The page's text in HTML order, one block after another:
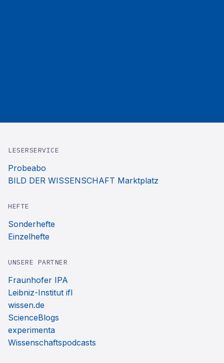
LESERSERVICE
Probeabo
BILD DER WISSENSCHAFT Marktplatz
HEFTE
Sonderhefte
Einzelhefte
UNSERE PARTNER
Fraunhofer IPA
Leibniz-Institut ifl
wissen.de
ScienceBlogs
experimenta
Wissenschaftspodcasts